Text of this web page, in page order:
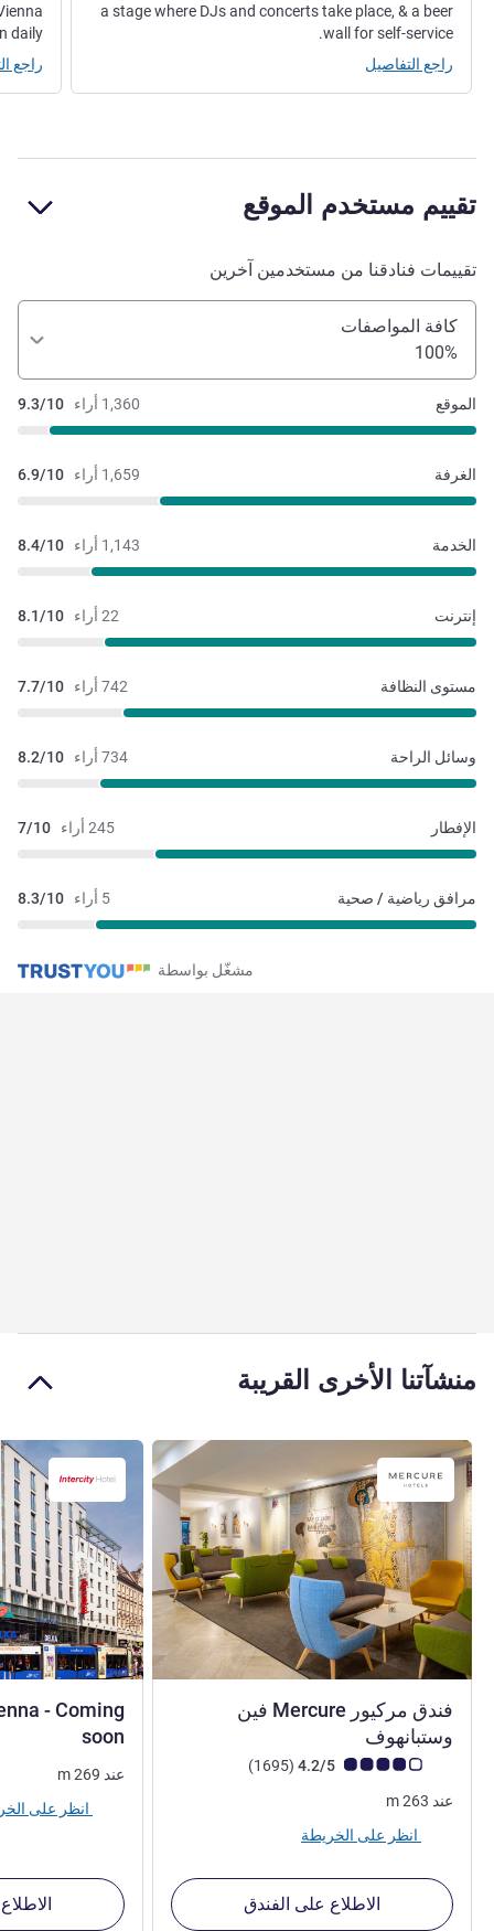
a stage where DJs and concerts take place, & a beer
wall for self-service.
راجع التفاصيل
daily.
راجع
تقييم مستخدم الموقع
تقييمات فنادقنا من مستخدمين آخرين
كافة المواصفات
100%
1,360 أراء 9.3/10 الموقع
1,659 أراء 6.9/10 الغرفة
1,143 أراء 8.4/10 الخدمة
22 أراء 8.1/10 إنترنت
742 أراء 7.7/10 مستوى النظافة
734 أراء 8.2/10 وسائل الراحة
245 أراء 7/10 الإفطار
5 أراء 8.3/10 مرافق رياضية / صحية
مشغّل بواسطة
منشآتنا الأخرى القريبة
فندق مركيور Mercure فين
وستبانهوف
ملاحظة أراء العملاء (رأي ALL) (1695 أراء)
عند
m263
الاطلاع على الفندق
- Coming
soon
عند m269